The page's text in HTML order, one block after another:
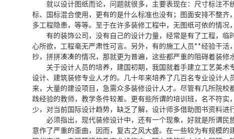
就以设计图纸而论，问题就很多，主要表现在：尺寸标注不
标、国标混合使用，更有的是什么标准也没有；图面安排不整
多工程隐患，等等。至于在许多装修工程中，无图纸可依的情
有的装饰公司，没有自己的设计力量，经常是有了工程，临
心所欲，工程毫无严肃性可言。另外，有的施工人员**经验干
抄，拼拼凑凑的情况，那就更为普遍，这些都严重的阻碍着装修
关于设计人员的培养，建国初期，我国就着手建立工艺美术
设计、建筑装修专业人才的。几十年来培养了几百名专业设计
来，大量的建设项目，急需众多装修设计人才。尽管有几所院
践经验的教师，教学条件较差。更有些所谓的培训班，名不符
少，对当前国际设计趋势，缺乏了解，设计师多借助图书资料进
必须指出，现代装修设计中，还有一个现象，好就是所谓民
意作了严重的歪曲，因而，复古之风大盛。在一些较为有规模